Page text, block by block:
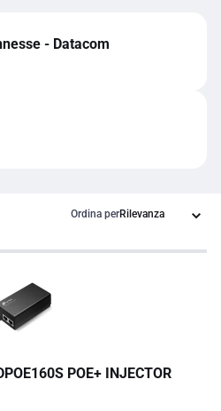
- Datacom
Ordina per
POE+ INJECTOR